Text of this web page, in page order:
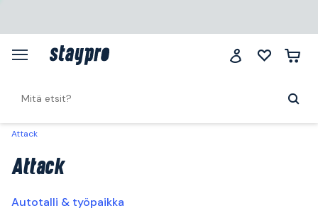
Attack
Attack
Autotalli & työpaikka